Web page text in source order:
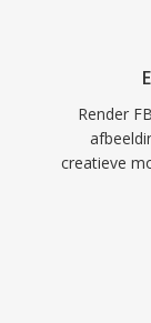
Render
creatieve